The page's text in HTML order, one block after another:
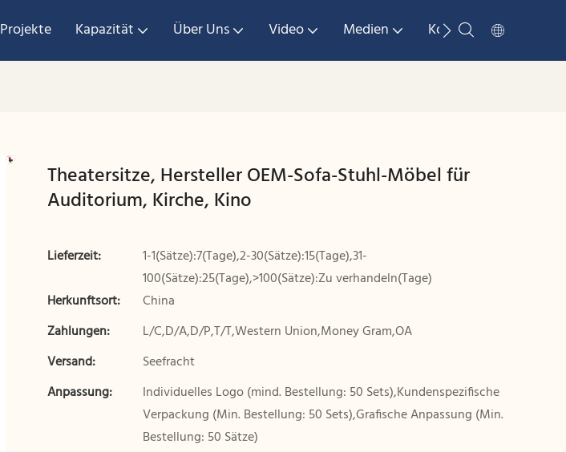
Projekte Kapazität Über Uns Video Medien Kontaktieren Sie Uns
Theatersitze, Hersteller OEM-Sofa-Stuhl-Möbel für
Auditorium, Kirche, Kino
Lieferzeit:
1-1(Sätze):7(Tage),2-30(Sätze):15(Tage),31-
100(Sätze):25(Tage),>100(Sätze):Zu verhandeln(Tage)
Herkunftsort:
China
Zahlungen:
L/C,D/A,D/P,T/T,Western Union,Money Gram,OA
Versand:
Seefracht
Anpassung:
Individuelles Logo (mind. Bestellung: 50 Sets),Kundenspezifische
Verpackung (Min. Bestellung: 50 Sets),Grafische Anpassung (Min.
Bestellung: 50 Sätze)